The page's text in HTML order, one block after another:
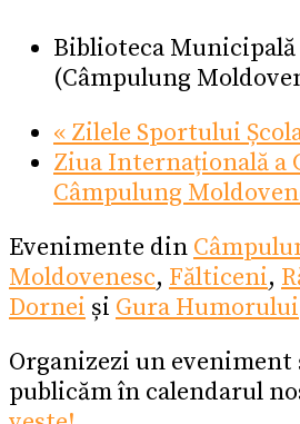
Biblioteca Municipală
(Câmpulung
« Zilele Sportului
Ziua Internațională a
Câmpulung
Evenimente din
Moldovenesc, Fălticeni,
Dornei și Gura Humorului
Organizezi un eveniment
publicăm în calendarul